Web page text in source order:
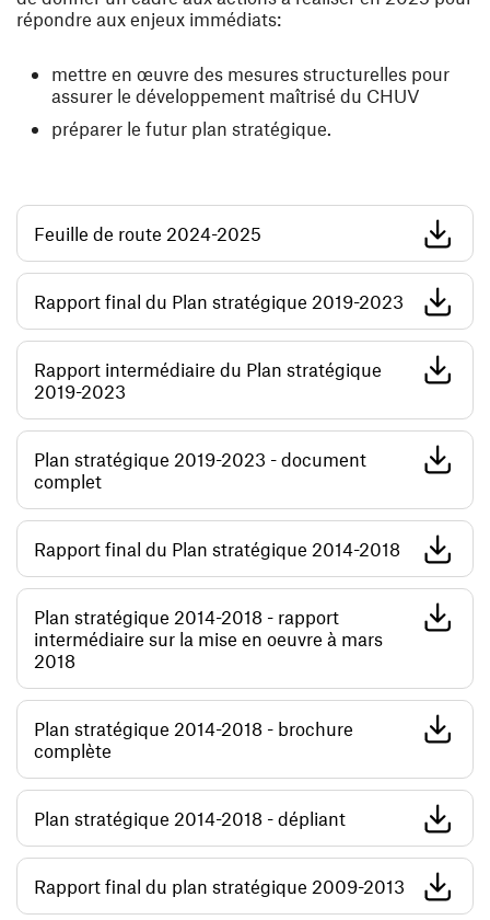
répondre aux enjeux immédiats:
mettre en œuvre des mesures structurelles pour
assurer le développement maîtrisé du CHUV
préparer le futur plan stratégique.
Feuille de route 2024-2025 (opens in a new window)
Rapport final du Plan stratégique 2019-2023 (opens
Rapport intermédiaire du Plan stratégique
2019-2023
Plan stratégique 2019-2023 - document
complet(opens in a new window)
Rapport final du Plan stratégique 2014-2018 (opens in
Plan stratégique 2014-2018 - rapport
intermédiaire sur la mise en oeuvre à mars
2018
Plan stratégique 2014-2018 - brochure
complète
Plan stratégique 2014-2018 - dépliant(opens in a new
Rapport final du plan stratégique 2009-2013 (opens